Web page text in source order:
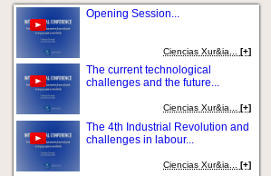
Opening Session...
Ciencias Xur&ia...[+]
The current technological
challenges and the future...
Ciencias Xur&ia... [+]
The 4th Industrial Revolution and
challenges in labour...
Ciencias Xur&ia...[+]